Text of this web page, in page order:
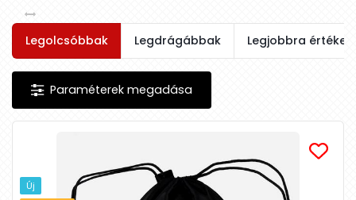
Legolcsóbbak Legdrágábbak Legjobbra értékelt
Új